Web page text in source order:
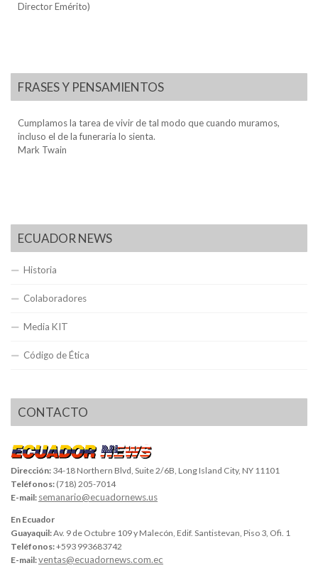
Director Emérito)
FRASES Y PENSAMIENTOS
Cumplamos la tarea de vivir de tal modo que cuando muramos,
incluso el de la funeraria lo sienta.
Mark Twain
ECUADOR NEWS
Historia
Colaboradores
Media KIT
Código de Ética
CONTACTO
Dirección: 34-18 Northern Blvd, Suite 2/6B, Long Island City, NY 11101
Teléfonos: (718) 205-7014
E-mail: semanario@ecuadornews.us
En Ecuador
Guayaquil:Av. 9 de Octubre 109 y Malecón, Edif. Santistevan, Piso 3, Ofi. 1
Teléfonos:+593 993683742
E-mail:ventas@ecuadornews.com.ec